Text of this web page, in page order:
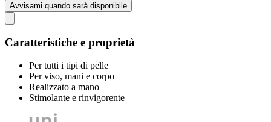
Avvisami quando sarà disponibile
Caratteristiche e proprietà
Per tutti i tipi di pelle
Per viso, mani e corpo
Realizzato a mano
Stimolante e rinvigorente